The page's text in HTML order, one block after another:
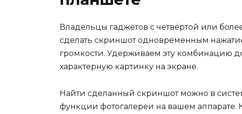
Владельцы гаджетов с четвёртой или
сделать скриншот одновременным
громкости. Удерживаем эту комбинацию
характерную картинку на экране.
Найти сделанный скриншот можно в
функции фотогалереи на вашем аппарате.